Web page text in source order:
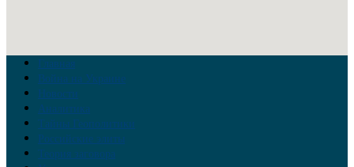
Главная
Война на Украине
Новости
Аналитика
Тайны Геополитики
Российские элиты
Теория заговора